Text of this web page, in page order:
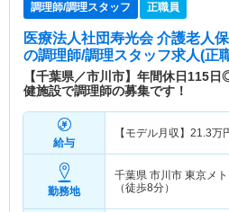
調理師/調理スタッフ 正職員
医療法人社団寿光会 介護老人
の調理師/調理スタッフ求人(正
【千葉県／市川市】年間休日115
健施設で調理師の募集です！
給与
【モデル月収】 21.3万
勤務地
千葉県 市川市 東京メ
（徒歩8分）